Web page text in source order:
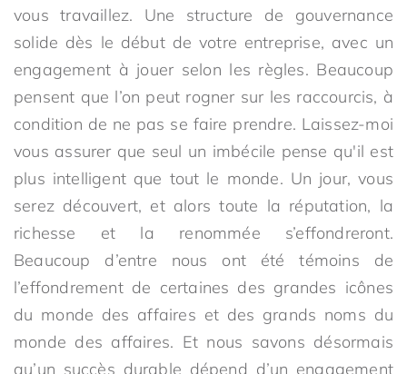
vous travaillez. Une structure de gouvernance
solide dès le début de votre entreprise, avec un
engagement à jouer selon les règles. Beaucoup
pensent que l’on peut rogner sur les raccourcis, à
condition de ne pas se faire prendre. Laissez-moi
vous assurer que seul un imbécile pense qu'il est
plus intelligent que tout le monde. Un jour, vous
serez découvert, et alors toute la réputation, la
richesse et la renommée s’effondreront.
Beaucoup d’entre nous ont été témoins de
l’effondrement de certaines des grandes icônes
du monde des affaires et des grands noms du
monde des affaires. Et nous savons désormais
qu’un succès durable dépend d’un engagement